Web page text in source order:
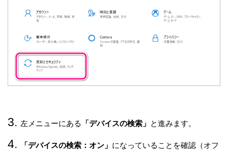
左メニューにある 「デバイスの検索」 と進みます。
「デバイスの検索：オン」 になっていることを確認（オフ